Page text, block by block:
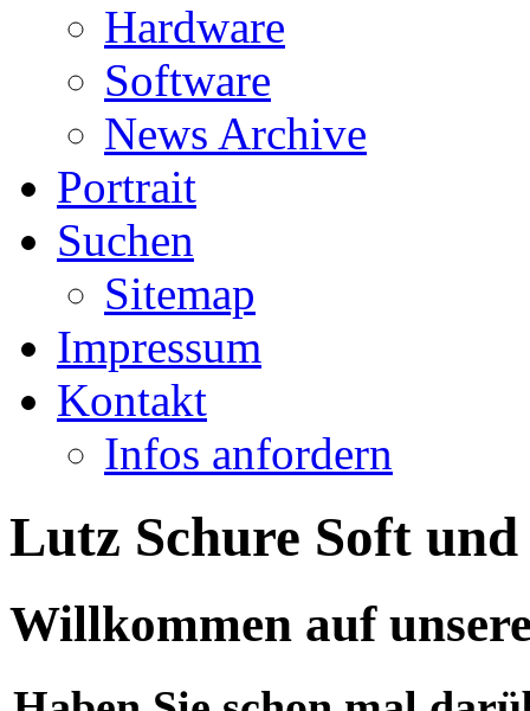
Hardware
Software
News Archive
Portrait
Suchen
Sitemap
Impressum
Kontakt
Infos anfordern
Lutz Schure Soft
Willkommen auf